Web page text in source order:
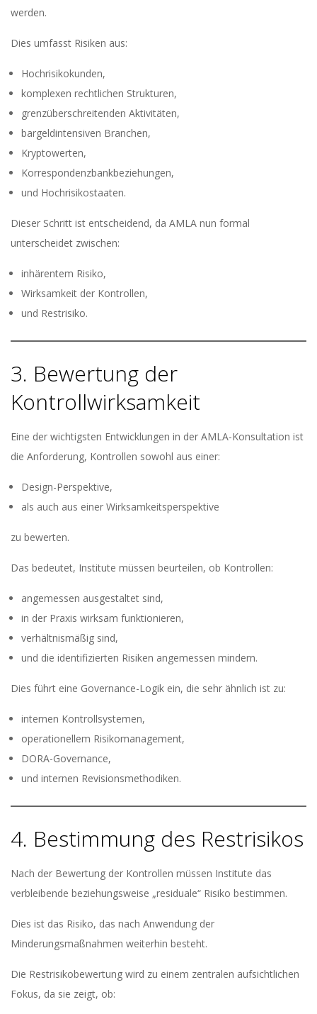
werden.
Dies umfasst Risiken aus:
Hochrisikokunden,
komplexen rechtlichen Strukturen,
grenzüberschreitenden Aktivitäten,
bargeldintensiven Branchen,
Kryptowerten,
Korrespondenzbankbeziehungen,
und Hochrisikostaaten.
Dieser Schritt ist entscheidend, da AMLA nun formal
unterscheidet zwischen:
inhärentem Risiko,
Wirksamkeit der Kontrollen,
und Restrisiko.
3. Bewertung der
Kontrollwirksamkeit
Eine der wichtigsten Entwicklungen in der AMLA-Konsultation ist
die Anforderung, Kontrollen sowohl aus einer:
Design-Perspektive,
als auch aus einer Wirksamkeitsperspektive
zu bewerten.
Das bedeutet, Institute müssen beurteilen, ob Kontrollen:
angemessen ausgestaltet sind,
in der Praxis wirksam funktionieren,
verhältnismäßig sind,
und die identifizierten Risiken angemessen mindern.
Dies führt eine Governance-Logik ein, die sehr ähnlich ist zu:
internen Kontrollsystemen,
operationellem Risikomanagement,
DORA-Governance,
und internen Revisionsmethodiken.
4. Bestimmung des Restrisikos
Nach der Bewertung der Kontrollen müssen Institute das
verbleibende beziehungsweise „residuale“ Risiko bestimmen.
Dies ist das Risiko, das nach Anwendung der
Minderungsmaßnahmen weiterhin besteht.
Die Restrisikobewertung wird zu einem zentralen aufsichtlichen
Fokus, da sie zeigt, ob: